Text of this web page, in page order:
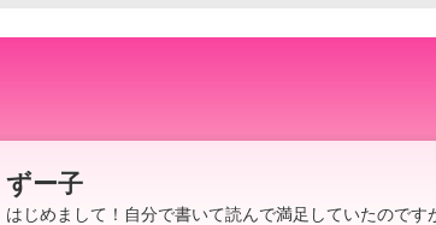
ずー子
はじめまして！自分で書いて読んで満足していたのです